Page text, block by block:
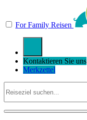
For Family Reisen
Kontaktieren Sie uns
Merkzettel